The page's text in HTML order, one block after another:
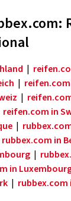
|
|
|
reifen.com in
|
rubbex.com in
|
in
| rubbex.com